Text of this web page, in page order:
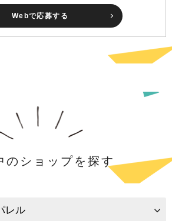
Webで応募する
のショップを探す